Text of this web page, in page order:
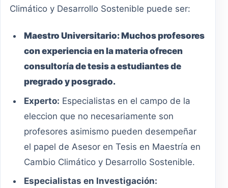
Climático y Desarrollo Sostenible puede ser:
MaestroUniversitario:Muchos profesores
con experiencia en la materia ofrecen
consultoría de tesis a estudiantes de
pregrado y posgrado.
Experto: Especialistas en el campo de la
eleccion que no necesariamente son
profesores asimismo pueden desempeñar
el papel de Asesor en Tesis en Maestría en
Cambio Climático y Desarrollo Sostenible.
Especialistas en Investigación: